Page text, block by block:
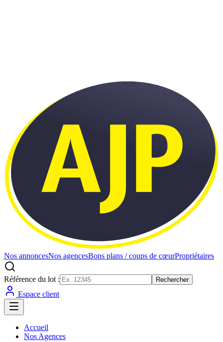
Nos annoncesNos agencesBons plans / coups de cœurPropriétaires
Référence du lot : Rechercher
Espace client
Accueil
Nos Agences